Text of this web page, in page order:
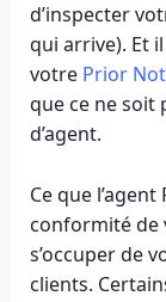
d’inspecter
qui arrive). Et
votre Prior
que ce ne soit
d’agent.
Ce que
conformité de
s’occuper de
clients.